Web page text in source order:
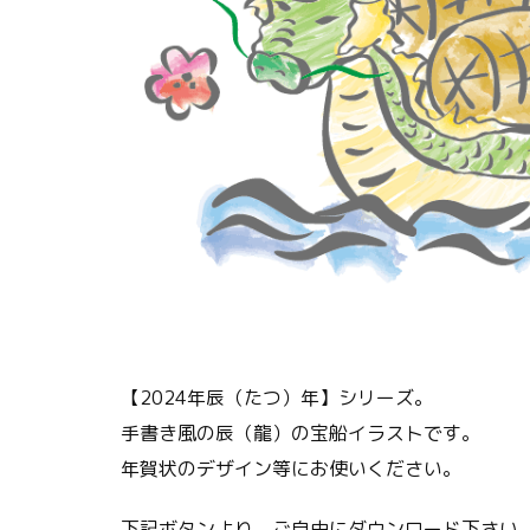
【2024年辰（たつ）年】シリーズ。
手書き風の辰（龍）の宝船イラストです。
年賀状のデザイン等にお使いください。